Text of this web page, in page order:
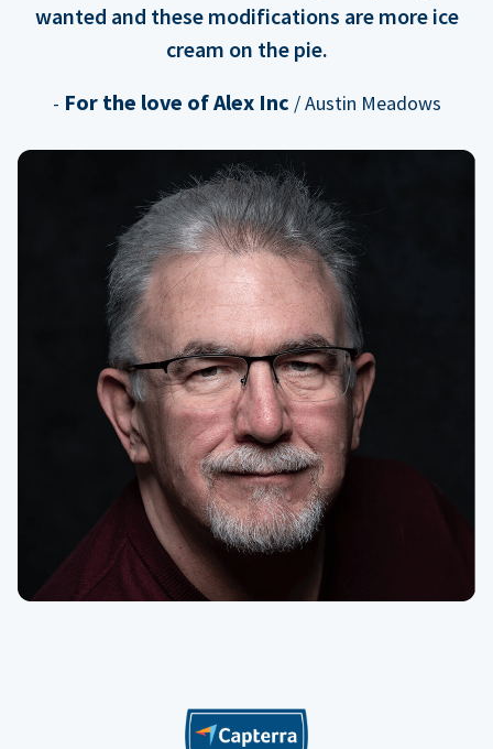
wanted and these modifications are more ice
cream on the pie.
- For the love of Alex Inc / Austin Meadows